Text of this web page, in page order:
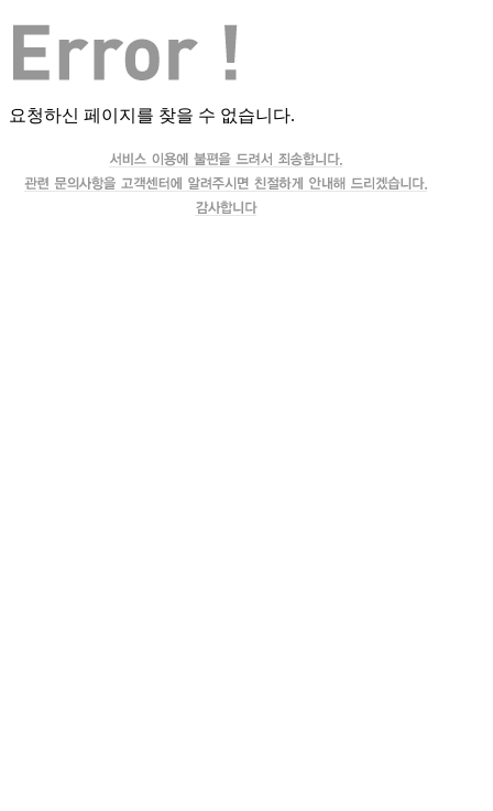
요청하신 페이지를 찾을 수 없습니다.